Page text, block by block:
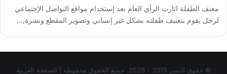
معنف الطفلة اثارت الرأي العام بعد إستخدام مواقع التواصل الإجتماعي
لرجل يقوم بتعنيف طفلته بشكل غير إنساني وتصوير المقطع ونشرة,…
© حقوق النشر 2015 - 2026، جميع الحقوق محفوظة | الصفحة العربية